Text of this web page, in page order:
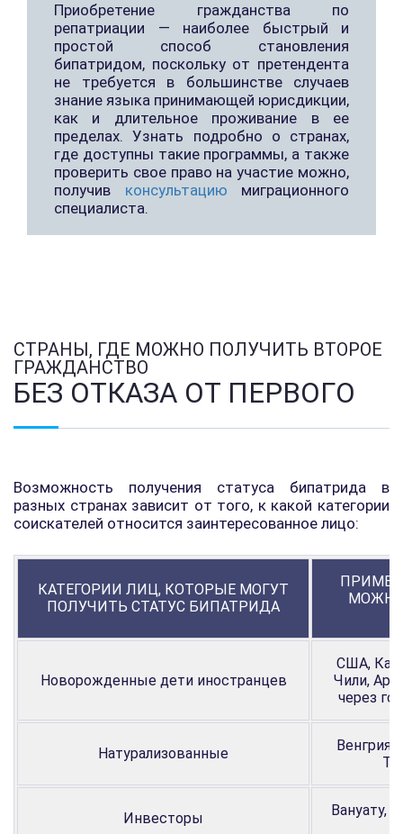
Приобретение гражданства по
репатриации — наиболее быстрый и
простой способ становления
бипатридом, поскольку от претендента
не требуется в большинстве случаев
знание языка принимающей юрисдикции,
как и длительное проживание в ее
пределах. Узнать подробно о странах,
где доступны такие программы, а также
проверить свое право на участие можно,
получив консультацию миграционного
специалиста.
СТРАНЫ, ГДЕ МОЖНО ПОЛУЧИТЬ ВТОРОЕ
ГРАЖДАНСТВО
БЕЗ ОТКАЗА ОТ ПЕРВОГО
Возможность получения статуса бипатрида в
разных странах зависит от того, к какой категории
соискателей относится заинтересованное лицо:
КАТЕГОРИИ ЛИЦ, КОТОРЫЕ МОГУТ
ПОЛУЧИТЬ СТАТУС БИПАТРИДА
МОЖНО
Новорожденные дети иностранцев
США,
Чили,
через
Натурализованные
Венгрия,
Инвесторы Вануату,